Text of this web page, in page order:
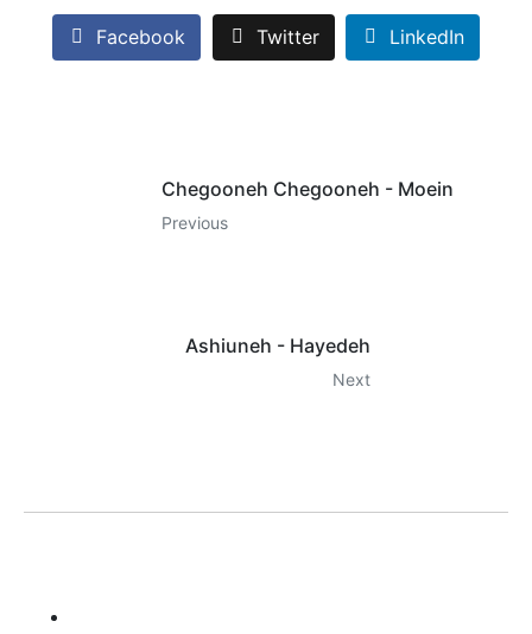
Facebook Twitter LinkedIn
Chegooneh Chegooneh - Moein
Previous
Ashiuneh - Hayedeh
Next